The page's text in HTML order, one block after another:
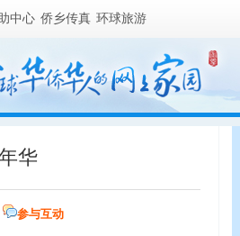
中心 侨乡传真 环球旅游
华
参与互动